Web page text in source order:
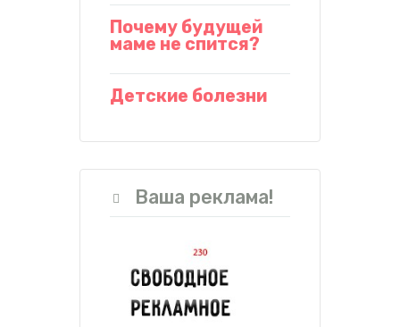
Почему будущей
маме не спится?
Детские болезни
Ваша реклама!